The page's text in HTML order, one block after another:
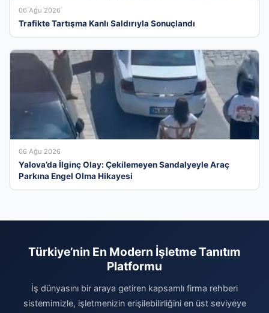
06 Ağu 2026
Trafikte Tartışma Kanlı Saldırıyla Sonuçlandı
06 Ağu 2026
Yalova’da İlginç Olay: Çekilemeyen Sandalyeyle Araç
Parkına Engel Olma Hikayesi
Türkiye’nin En Modern İşletme Tanıtım
Platformu
İş dünyasını bir araya getiren kapsamlı firma rehberi
sistemimizle, işletmenizin erişilebilirliğini en üst seviyeye